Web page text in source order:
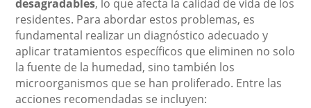
desagradables, lo que afecta la calidad de vida de los
residentes. Para abordar estos problemas, es
fundamental realizar un diagnóstico adecuado y
aplicar tratamientos específicos que eliminen no solo
la fuente de la humedad, sino también los
microorganismos que se han proliferado. Entre las
acciones recomendadas se incluyen: